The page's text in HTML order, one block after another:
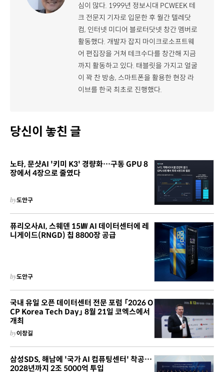
심이 많다. 1999년 정보시대 PCWEEK 테
크 전문지 기자로 입문한 후 월간 텔레닷
컴, 인터넷 미디어 블로터닷넷 창간 멤버로
활동했다. 개발자 잡지 마이크로소프트웨
어 편집장을 거쳐 테크수다를 창간해 지금
까지 활동하고 있다. 태블릿을 가지고 얼굴
이 꽉 찬 방송, 스마트폰을 활용한 현장 라
이브를 한국 최초로 진행했다.
당신이 놓친 글
노타, 문샷AI '키미 K3' 경량화…구동 GPU 8
장에서 4장으로 줄였다
by도안구
퓨리오사AI, 스웨덴 15㎿ AI 데이터센터에 레
니게이드(RNGD) 칩 8800장 공급
by도안구
국내 유일 오픈 데이터센터 전문 포럼 「2026 O
CP Korea Tech Day」 8월 21일 코엑스에서
개최
by이창길
삼성SDS, 해남에 '국가 AI 컴퓨팅센터' 착공…
2028년까지 2조 5000억 투입